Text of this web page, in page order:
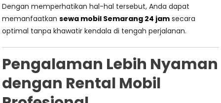
Dengan memperhatikan hal-hal tersebut, Anda dapat
memanfaatkan sewa mobil Semarang 24 jam secara
optimal tanpa khawatir kendala di tengah perjalanan.
Pengalaman Lebih Nyaman
dengan Rental Mobil